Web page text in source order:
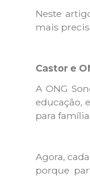
Neste
mais
Castor e
A ONG
educação,
para
Agora,
porque